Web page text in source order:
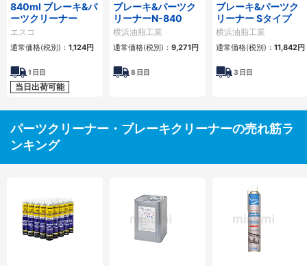
840ml ブレーキ&パ
ーツクリーナー
エスコ
通常価格(税別)： 1,124円
1 日目
当日出荷可能
ブレーキ&パーツク
リーナーN-840
横浜油脂工業
通常価格(税別)： 9,271円
8 日目
ブレーキ&パーツク
リーナー Sタイプ
横浜油脂工業
通常価格(税別)： 11,842円
3 日目
パーツクリーナー・ブレーキクリーナーの売れ筋ラ
ンキング